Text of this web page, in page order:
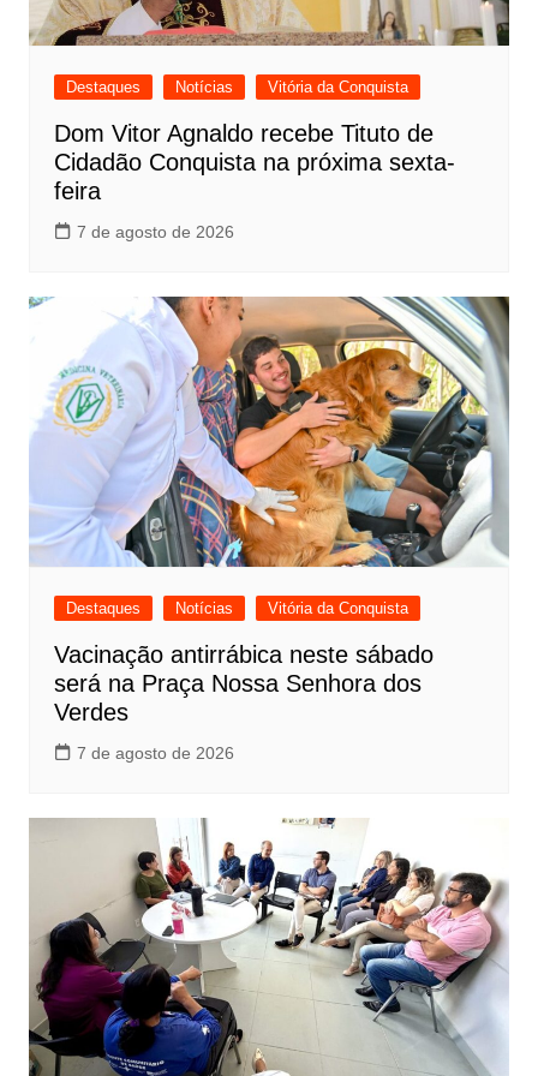
Destaques Notícias Vitória da Conquista
Dom Vitor Agnaldo recebe Tituto de
Cidadão Conquista na próxima sexta-
feira
7 de agosto de 2026
Destaques Notícias Vitória da Conquista
Vacinação antirrábica neste sábado
será na Praça Nossa Senhora dos
Verdes
7 de agosto de 2026